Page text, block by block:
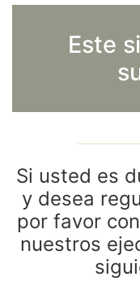
Este
Si usted es
y desea
por favor
nuestros